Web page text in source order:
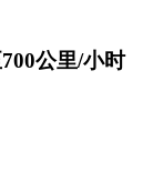
公里/小时